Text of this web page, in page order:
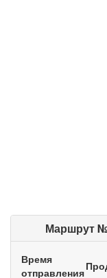
Маршрут
Время
отправления